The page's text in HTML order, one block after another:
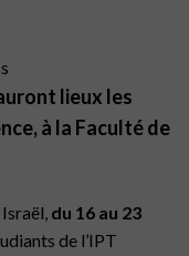
lieux les
à la Faculté de
du 16 au 23
de l’IPT